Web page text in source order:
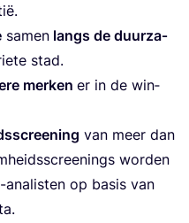
samen langs de duur­za­
stad.
mer­ken er in de win­
van meer dan
wor­den
analisten op basis van